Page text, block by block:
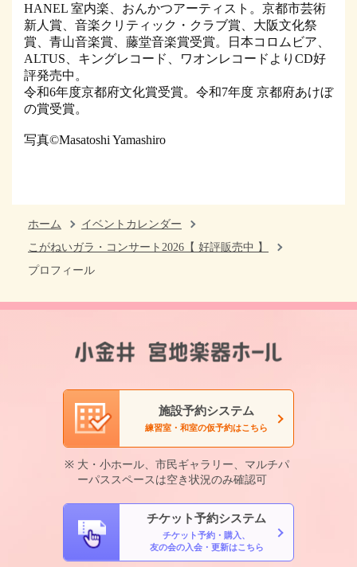
HANEL 室内楽、おんかつアーティスト。京都市芸術
新人賞、音楽クリティック・クラブ賞、大阪文化祭
賞、青山音楽賞、藤堂音楽賞受賞。日本コロムビア、
ALTUS、キングレコード、ワオンレコードよりCD好
評発売中。
令和6年度京都府文化賞受賞。令和7年度 京都府あけぼ
の賞受賞。
写真©Masatoshi Yamashiro
ホーム
イベントカレンダー
こがねいガラ・コンサート2026【 好評販売中 】
プロフィール
施設予約システム
練習室・和室の仮予約はこちら
大・小ホール、市民ギャラリー、マルチパ
ーパススペースは空き状況のみ確認可
チケット予約システム
チケット予約・購入、
友の会の入会・更新はこちら